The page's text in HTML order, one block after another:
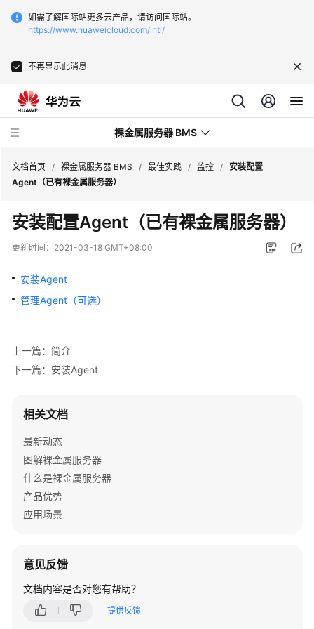
如需了解国际站更多云产品，请访问国际站。
https://www.huaweicloud.com/intl/
不再显示此消息
裸金属服务器 BMS
最
新
动
品
计
明
快
速
入
门
指
南
文档首页 / 裸金属服务器 BMS / 最佳实践 / 监控 / 安装配置
Agent（已有裸金属服务器）
安装配置Agent（已有裸金属服务器）
更新时间： 2021-03-18 GMT+08:00
安装Agent
管理Agent（可选）
上一篇：简介
下一篇：安装Agent
相关文档
最新动态
图解裸金属服务器
什么是裸金属服务器
产品优势
应用场景
意见反馈
文档内容是否对您有帮助？
提供反馈